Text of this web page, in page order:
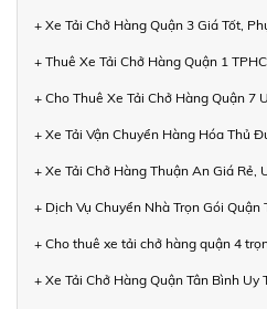
+ Xe Tải Chở Hàng Quận 3 Giá Tốt,
+ Thuê Xe Tải Chở Hàng Quận 1
+ Cho Thuê Xe Tải Chở Hàng Quận 7
+ Xe Tải Vận Chuyển Hàng Hóa Thủ
+ Xe Tải Chở Hàng Thuận An Giá Rẻ,
+ Dịch Vụ Chuyển Nhà Trọn Gói Quận
+ Cho thuê xe tải chở hàng quận 4
+ Xe Tải Chở Hàng Quận Tân Bình Uy